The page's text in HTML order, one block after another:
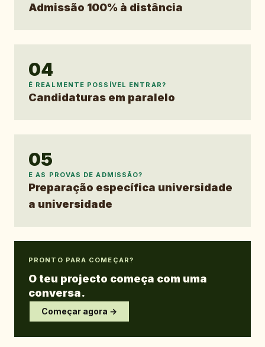
Admissão 100% à distância
04
É REALMENTE POSSÍVEL ENTRAR?
Candidaturas em paralelo
05
E AS PROVAS DE ADMISSÃO?
Preparação específica universidade
a universidade
PRONTO PARA COMEÇAR?
O teu projecto começa com uma
conversa.
Começar agora →